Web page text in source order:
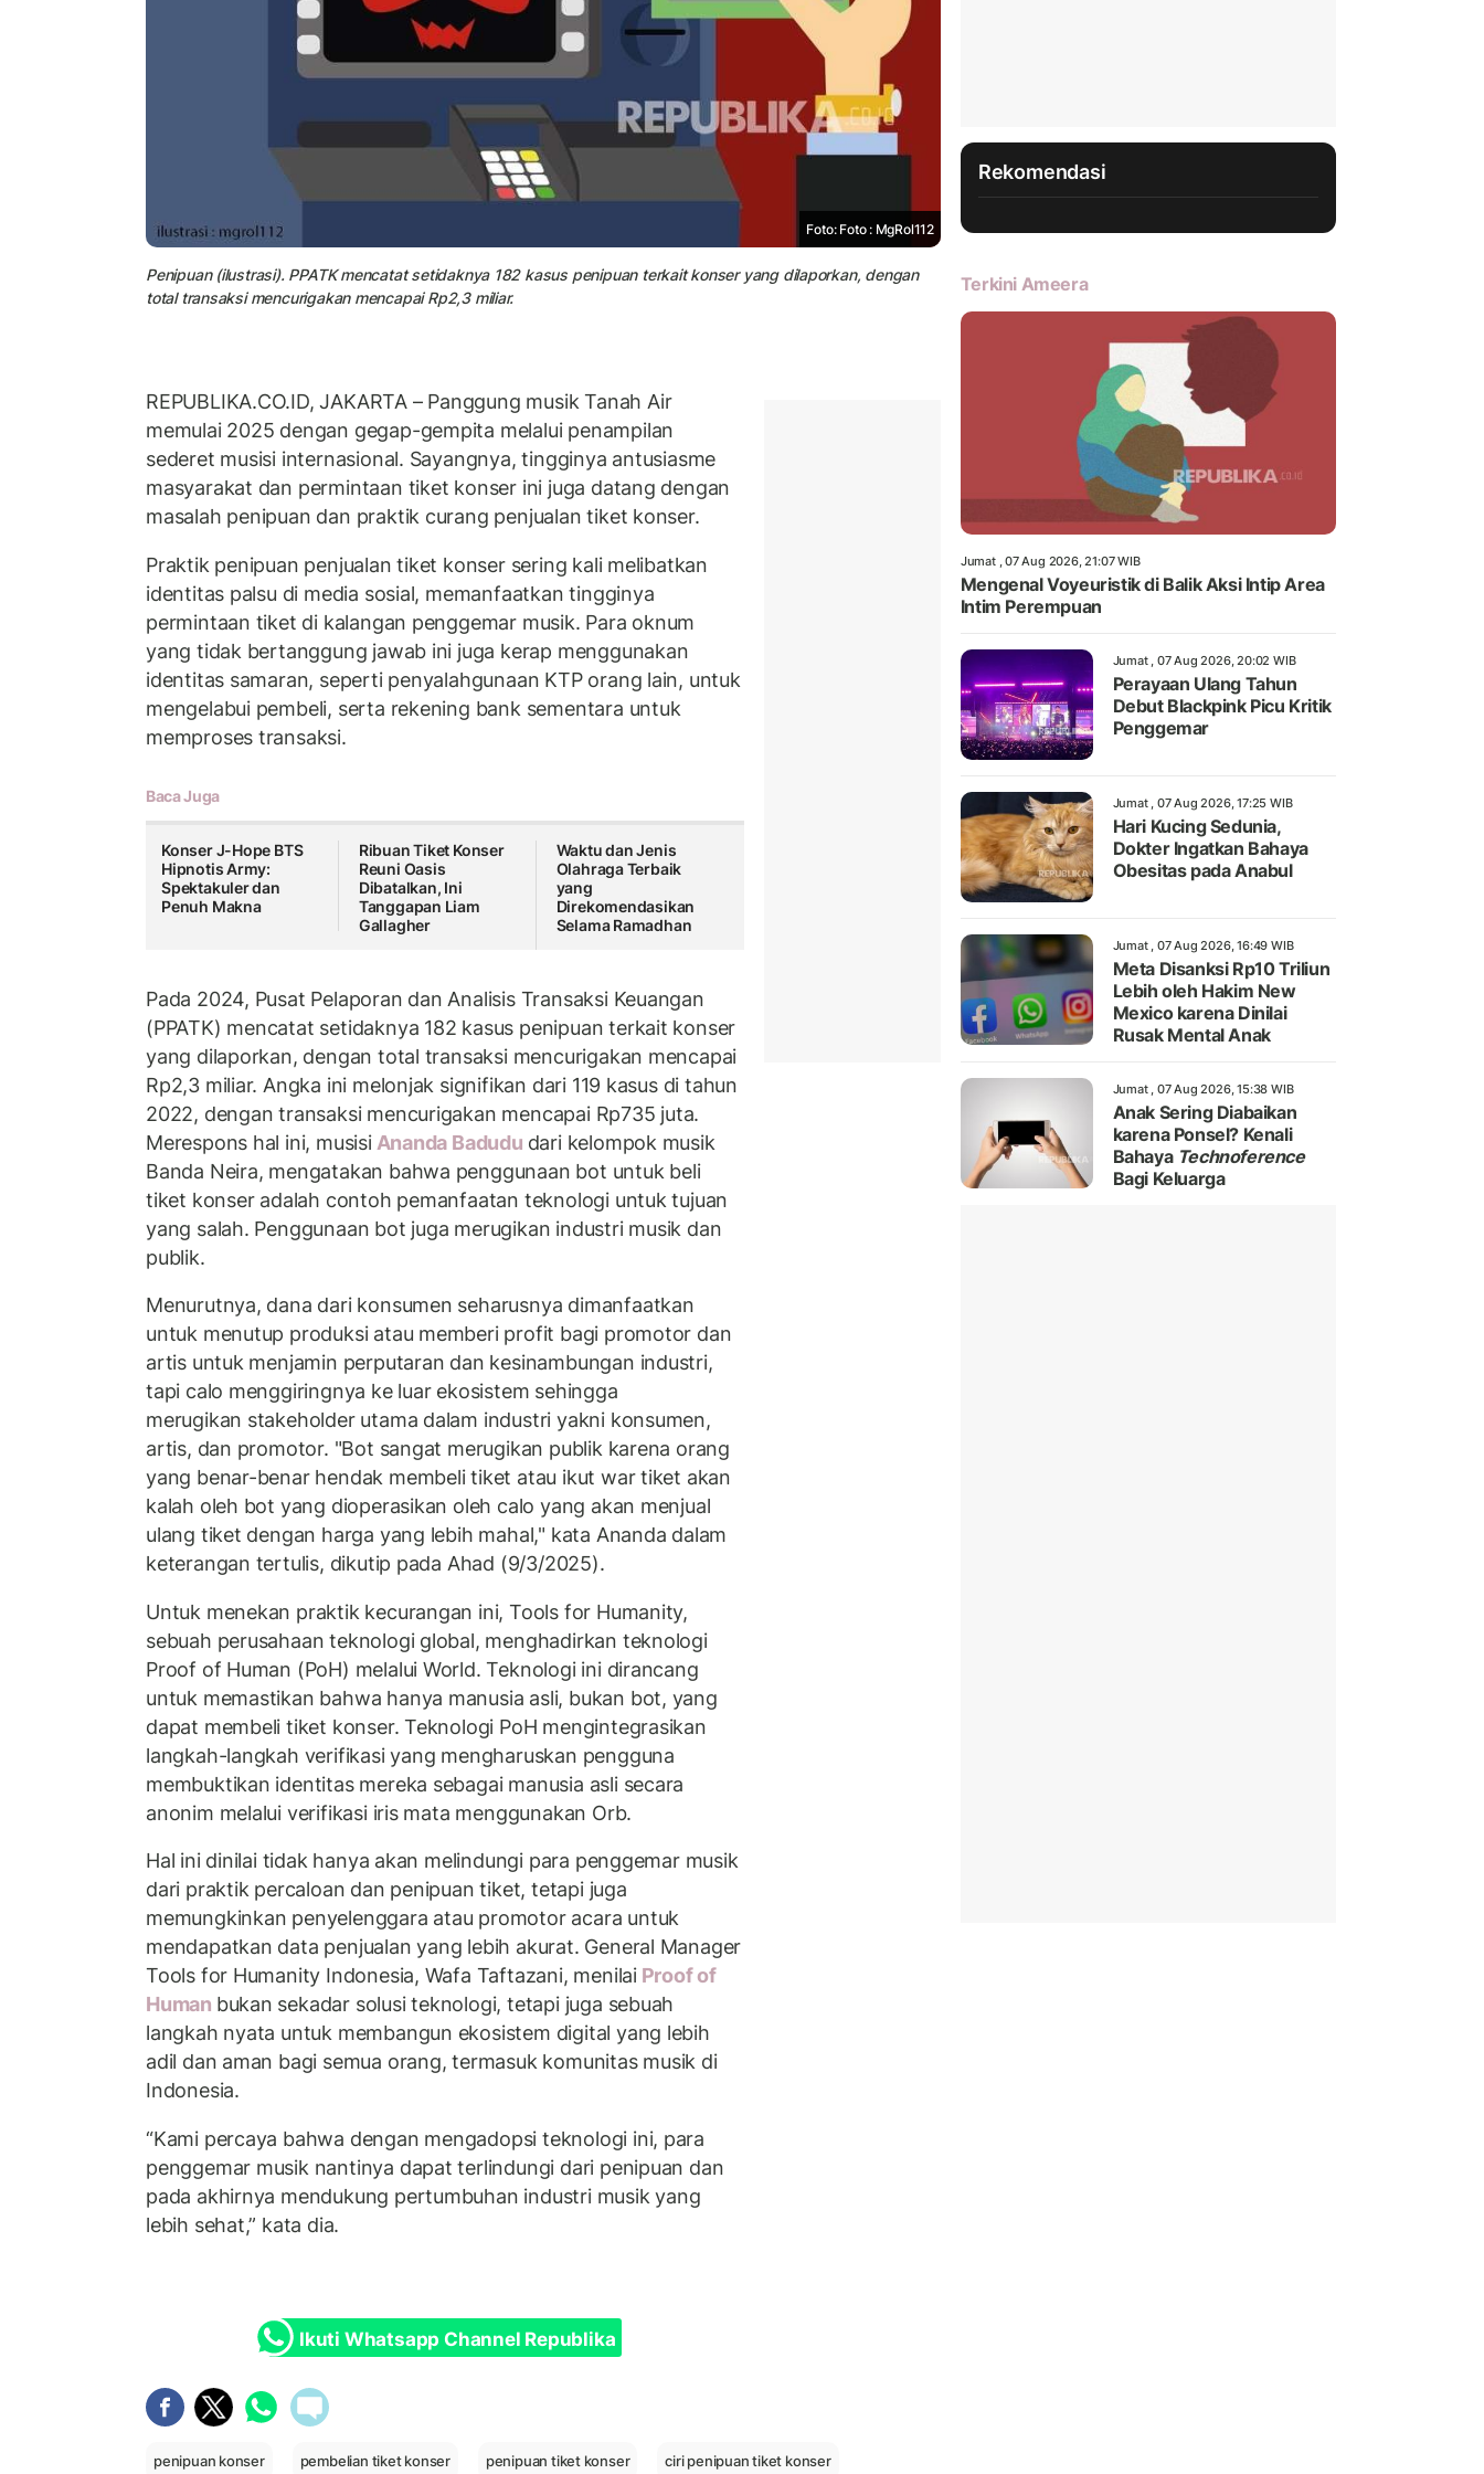
Foto: Foto : MgRol112
Penipuan (ilustrasi). PPATK mencatat setidaknya 182 kasus penipuan terkait konser yang dilaporkan, dengan
total transaksi mencurigakan mencapai Rp2,3 miliar.
REPUBLIKA.CO.ID, JAKARTA – Panggung musik Tanah Air
memulai 2025 dengan gegap-gempita melalui penampilan
sederet musisi internasional. Sayangnya, tingginya antusiasme
masyarakat dan permintaan tiket konser ini juga datang dengan
masalah penipuan dan praktik curang penjualan tiket konser.
Praktik penipuan penjualan tiket konser sering kali melibatkan
identitas palsu di media sosial, memanfaatkan tingginya
permintaan tiket di kalangan penggemar musik. Para oknum
yang tidak bertanggung jawab ini juga kerap menggunakan
identitas samaran, seperti penyalahgunaan KTP orang lain, untuk
mengelabui pembeli, serta rekening bank sementara untuk
memproses transaksi.
Baca Juga
Konser J-Hope BTS
Hipnotis Army:
Spektakuler dan
Penuh Makna
Ribuan Tiket Konser
Reuni Oasis
Dibatalkan, Ini
Tanggapan Liam
Gallagher
Waktu dan Jenis
Olahraga Terbaik
yang
Direkomendasikan
Selama Ramadhan
Pada 2024, Pusat Pelaporan dan Analisis Transaksi Keuangan
(PPATK) mencatat setidaknya 182 kasus penipuan terkait konser
yang dilaporkan, dengan total transaksi mencurigakan mencapai
Rp2,3 miliar. Angka ini melonjak signifikan dari 119 kasus di tahun
2022, dengan transaksi mencurigakan mencapai Rp735 juta.
Merespons hal ini, musisiAnanda Badudu dari kelompok musik
Banda Neira, mengatakan bahwa penggunaan bot untuk beli
tiket konser adalah contoh pemanfaatan teknologi untuk tujuan
yang salah. Penggunaan bot juga merugikan industri musik dan
publik.
Menurutnya, dana dari konsumen seharusnya dimanfaatkan
untuk menutup produksi atau memberi profit bagi promotor dan
artis untuk menjamin perputaran dan kesinambungan industri,
tapi calo menggiringnya ke luar ekosistem sehingga
merugikan stakeholder utama dalam industri yakni konsumen,
artis, dan promotor. "Bot sangat merugikan publik karena orang
yang benar-benar hendak membeli tiket atau ikut war tiket akan
kalah oleh bot yang dioperasikan oleh calo yang akan menjual
ulang tiket dengan harga yang lebih mahal," kata Ananda dalam
keterangan tertulis, dikutip pada Ahad (9/3/2025).
Untuk menekan praktik kecurangan ini, Tools for Humanity,
sebuah perusahaan teknologi global, menghadirkan teknologi
Proof of Human (PoH) melalui World. Teknologi ini dirancang
untuk memastikan bahwa hanya manusia asli, bukan bot, yang
dapat membeli tiket konser. Teknologi PoH mengintegrasikan
langkah-langkah verifikasi yang mengharuskan pengguna
membuktikan identitas mereka sebagai manusia asli secara
anonim melalui verifikasi iris mata menggunakan Orb.
Hal ini dinilai tidak hanya akan melindungi para penggemar musik
dari praktik percaloan dan penipuan tiket, tetapi juga
memungkinkan penyelenggara atau promotor acara untuk
mendapatkan data penjualan yang lebih akurat. General Manager
Tools for Humanity Indonesia, Wafa Taftazani, menilaiProof of
Human bukan sekadar solusi teknologi, tetapi juga sebuah
langkah nyata untuk membangun ekosistem digital yang lebih
adil dan aman bagi semua orang, termasuk komunitas musik di
Indonesia.
“Kami percaya bahwa dengan mengadopsi teknologi ini, para
penggemar musik nantinya dapat terlindungi dari penipuan dan
pada akhirnya mendukung pertumbuhan industri musik yang
lebih sehat,” kata dia.
Ikuti Whatsapp Channel Republika
penipuan konser pembelian tiket konser penipuan tiket konser ciri penipuan tiket konser
Rekomendasi
Terkini Ameera
Jumat , 07 Aug 2026, 21:07 WIB
Mengenal Voyeuristik di Balik Aksi Intip Area
Intim Perempuan
Jumat , 07 Aug 2026, 20:02 WIB
Perayaan Ulang Tahun
Debut Blackpink Picu Kritik
Penggemar
Jumat , 07 Aug 2026, 17:25 WIB
Hari Kucing Sedunia,
Dokter Ingatkan Bahaya
Obesitas pada Anabul
Jumat , 07 Aug 2026, 16:49 WIB
Meta Disanksi Rp10 Triliun
Lebih oleh Hakim New
Mexico karena Dinilai
Rusak Mental Anak
Jumat , 07 Aug 2026, 15:38 WIB
Anak Sering Diabaikan
karena Ponsel? Kenali
Bahaya Technoference
Bagi Keluarga